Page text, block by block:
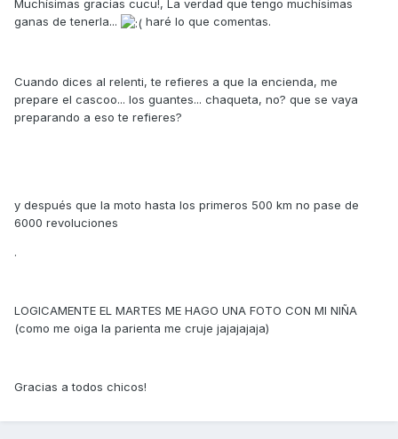
Muchísimas gracias cucu!, La verdad que tengo muchísimas
ganas de tenerla...
haré lo que comentas.
Cuando dices al relenti, te refieres a que la encienda, me
prepare el cascoo... los guantes... chaqueta, no? que se vaya
preparando a eso te refieres?
y después que la moto hasta los primeros 500 km no pase de
6000 revoluciones
.
LOGICAMENTE EL MARTES ME HAGO UNA FOTO CON MI NIÑA
(como me oiga la parienta me cruje jajajajaja)
Gracias a todos chicos!